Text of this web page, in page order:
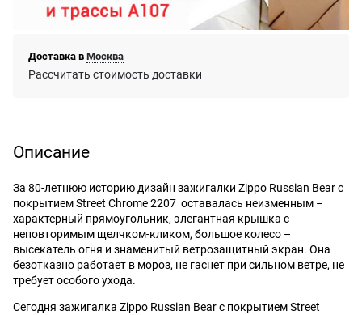
Доставка в Москва
Рассчитать стоимость доставки
Описание
За 80-летнюю историю дизайн зажигалки Zippo Russian Bear с
покрытием Street Chrome 2207 оставалась неизменным –
характерный прямоугольник, элегантная крышка с
неповторимым щелчком-кликом, большое колесо –
высекатель огня и знаменитый ветрозащитный экран. Она
безотказно работает в мороз, не гаснет при сильном ветре, не
требует особого ухода.
Сегодня зажигалка Zippo Russian Bear с покрытием Street